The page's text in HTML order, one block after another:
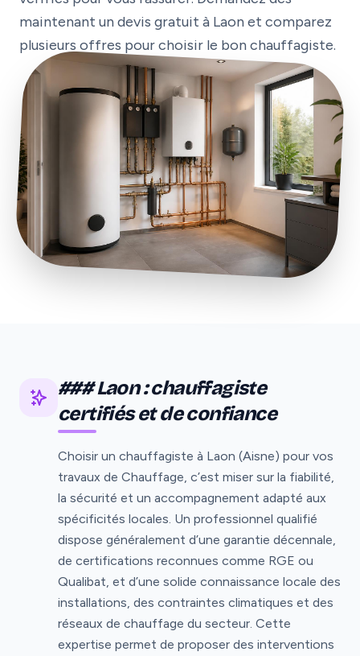
maintenant un devis gratuit à Laon et comparez
plusieurs offres pour choisir le bon chauffagiste.
### Laon : chauffagiste
certifiés et de confiance
Choisir un chauffagiste à Laon (Aisne) pour vos
travaux de Chauffage, c’est miser sur la fiabilité,
la sécurité et un accompagnement adapté aux
spécificités locales. Un professionnel qualifié
dispose généralement d’une garantie décennale,
de certifications reconnues comme RGE ou
Qualibat, et d’une solide connaissance locale des
installations, des contraintes climatiques et des
réseaux de chauffage du secteur. Cette
expertise permet de proposer des interventions